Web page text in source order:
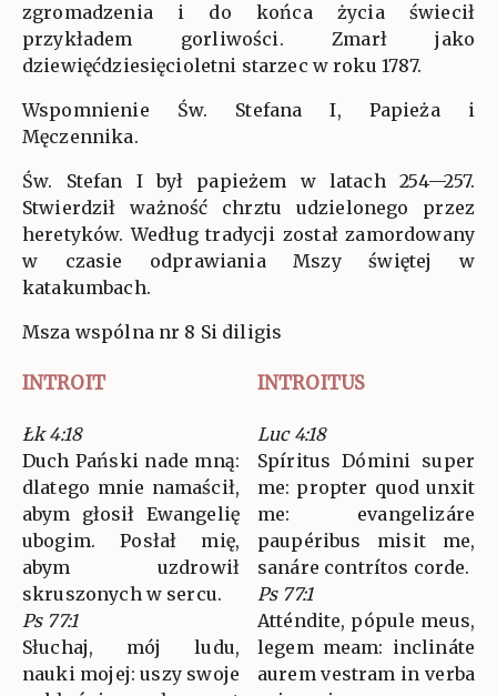
zgromadzenia i do końca życia świecił
przykładem gorliwości. Zmarł jako
dziewięćdziesięcioletni starzec w roku 1787.
Wspomnienie Św. Stefana I, Papieża i
Męczennika.
Św. Stefan I był papieżem w latach 254—257.
Stwierdził ważność chrztu udzielonego przez
heretyków. Według tradycji został zamordowany
w czasie odprawiania Mszy świętej w
katakumbach.
Msza wspólna nr 8 Si diligis
INTROIT INTROITUS
Łk 4:18
Duch Pański nade mną:
dlatego mnie namaścił,
abym głosił Ewangelię
ubogim. Posłał mię,
abym uzdrowił
skruszonych w sercu.
Ps 77:1
Słuchaj, mój ludu,
nauki mojej: uszy swoje
Luc 4:18
Spíritus Dómini super
me: propter quod unxit
me: evangelizáre
paupéribus misit me,
sanáre contrítos corde.
Ps 77:1
Atténdite, pópule meus,
legem meam: inclináte
aurem vestram in verba